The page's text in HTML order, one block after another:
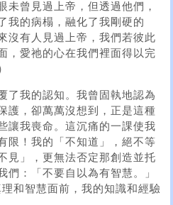
未曾見過上帝，但透過他們，
我的病榻，融化了我剛硬的
沒有人見過上帝，我們若彼此
，愛祂的心在我們裡面得以完
了我的認知。我曾固執地認為
護，卻萬萬沒想到，正是這種
讓我喪命。這沉痛的一課使我
限！我的「不知道」，絕不等
見」，更無法否定那創造並托
們：「不要自以為有智慧。」
理和智慧面前，我的知識和經驗